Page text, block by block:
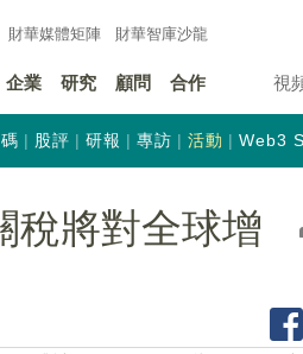
財華媒體矩陣 財華智庫沙龍
企業 研究 顧問 合作 視
股評 研報 專訪 活動 Web3
稅將對全球增